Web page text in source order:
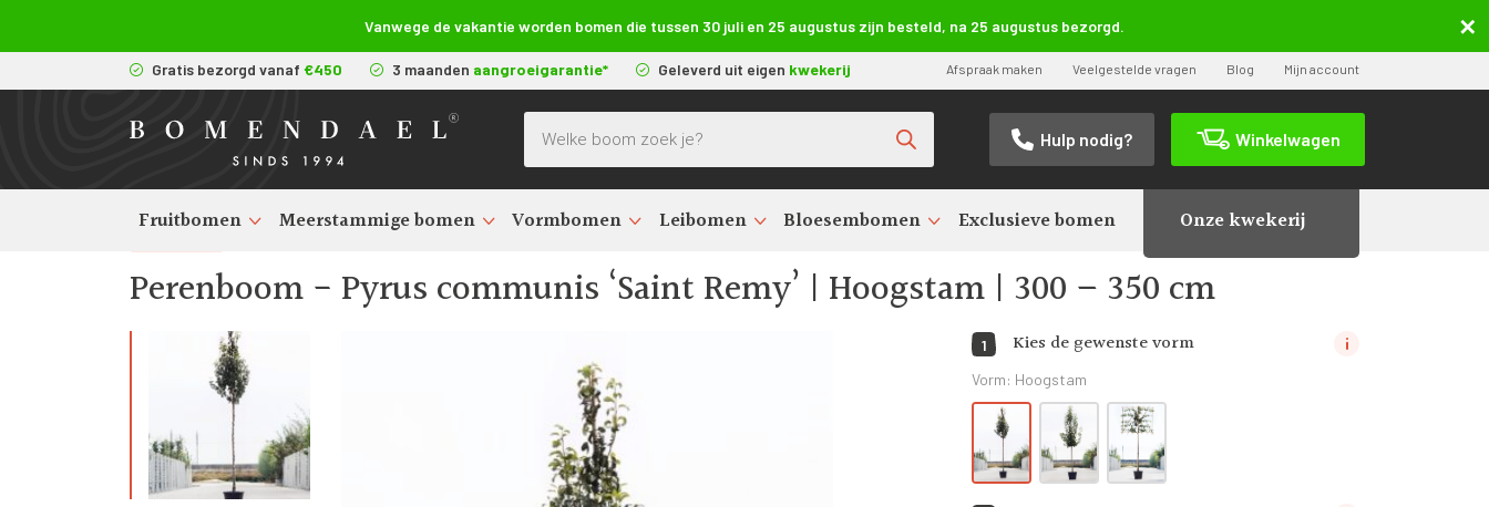
Vanwege de vakantie worden bomen die tussen 30 juli en 25 augustus zijn besteld, na 25 augustus bezorgd.
Hulp nodig? Winkelwagen
Producten zoeken
Fruitbomen Meerstammige bomen Vormbomen Leibomen Bloesembomen Exclusieve bomen Onze kwekerij
Gratis bezorgd vanaf €450 3 maanden aangroeigarantie* Geleverd uit eigen kwekerij Afspraak maken Veelgestelde vragen Blog Mijn account
Perenboom - Pyrus communis ‘Saint Remy’ | Hoogstam | 300 – 350 cm
1 Kies de gewenste vorm
Vorm: Hoogstam